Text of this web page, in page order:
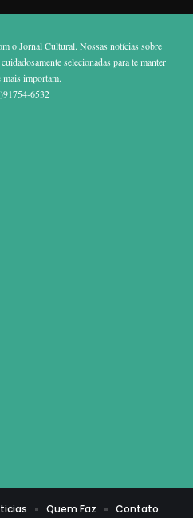
o Jornal Cultural. Nossas notícias sobre
selecionadas para te manter
mais importam.
6532
Quem Faz Contato